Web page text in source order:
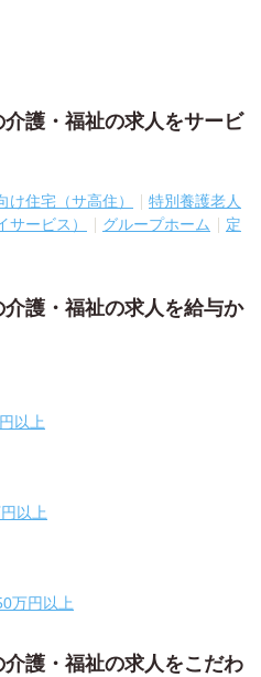
護・福祉の求人をサービ
住宅（サ高住）
特別養護老人
サービス） グループホーム
定
護・福祉の求人を給与か
以上
以上
万円以上
護・福祉の求人をこだわ